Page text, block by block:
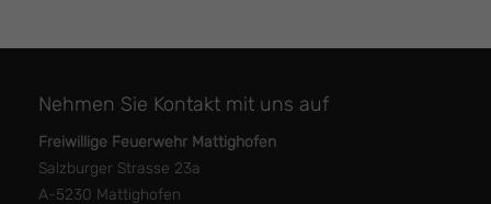
Nehmen Sie Kontakt mit uns auf
Freiwillige Feuerwehr Mattighofen
Salzburger Strasse 23a
A-5230 Mattighofen